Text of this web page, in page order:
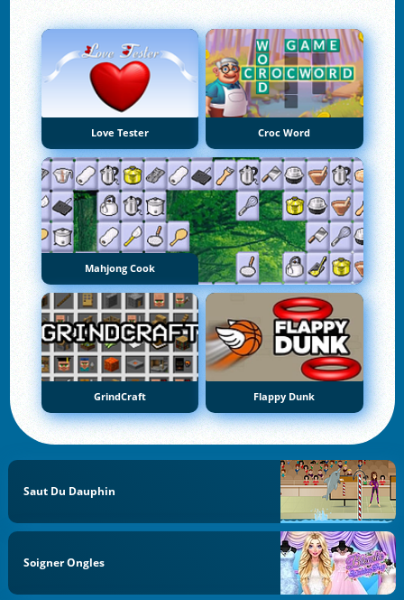
Love Tester Croc Word
Mahjong Cook
GrindCraft Flappy Dunk
Saut Du Dauphin
Soigner Ongles